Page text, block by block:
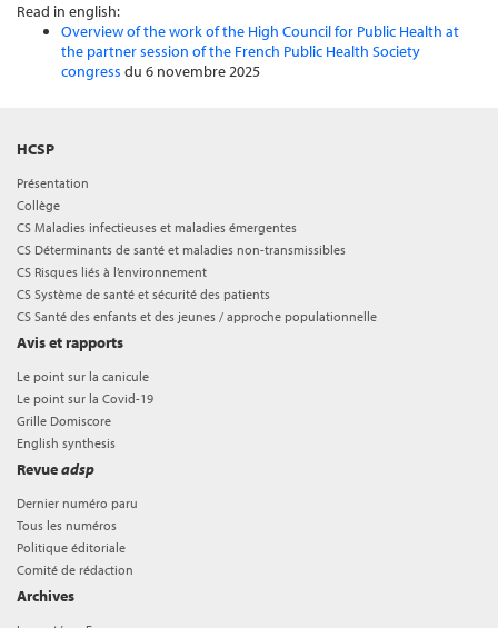
Read in english:
Overview of the work of the High Council for Public Health at
the partner session of the French Public Health Society
congress du 6 novembre 2025
HCSP
Présentation
Collège
CS Maladies infectieuses et maladies émergentes
CS Déterminants de santé et maladies non-transmissibles
CS Risques liés à l’environnement
CS Système de santé et sécurité des patients
CS Santé des enfants et des jeunes / approche populationnelle
Avis et rapports
Le point sur la canicule
Le point sur la Covid-19
Grille Domiscore
English synthesis
Revueadsp
Dernier numéro paru
Tous les numéros
Politique éditoriale
Comité de rédaction
Archives